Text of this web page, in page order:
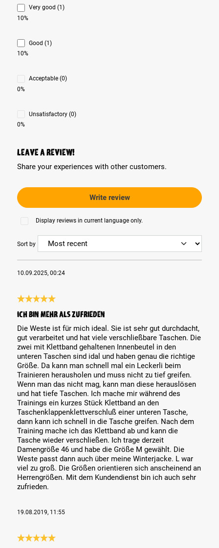
Very good (1)
10%
Good (1)
10%
Acceptable (0)
0%
Unsatisfactory (0)
0%
Leave a review!
Share your experiences with other customers.
Write review
Display reviews in current language only.
Sort by
10.09.2025, 00:24
Ich bin mehr als zufrieden
Die Weste ist für mich ideal. Sie ist sehr gut durchdacht,
gut verarbeitet und hat viele verschließbare Taschen. Die
zwei mit Klettband gehaltenen Innenbeutel in den
unteren Taschen sind idal und haben genau die richtige
Größe. Da kann man schnell mal ein Leckerli beim
Trainieren herausholen und muss nicht zu tief greifen.
Wenn man das nicht mag, kann man diese herauslösen
und hat tiefe Taschen. Ich mache mir während des
Trainings ein kurzes Stück Klettband an den
Taschenklappenklettverschluß einer unteren Tasche,
dann kann ich schnell in die Tasche greifen. Nach dem
Training mache ich das Klettband ab und kann die
Tasche wieder verschließen. Ich trage derzeit
Damengröße 46 und habe die Größe M gewählt. Die
Weste passt dann auch über meine Winterjacke. L war
viel zu groß. Die Größen orientieren sich anscheinend an
Herrengrößen. Mit dem Kundendienst bin ich auch sehr
zufrieden.
19.08.2019, 11:55